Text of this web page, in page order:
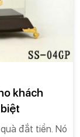
khách
đắt tiền. Nó